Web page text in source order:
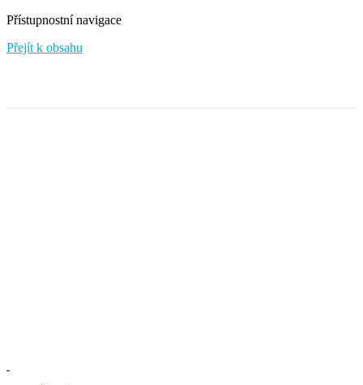
Přístupnostní navigace
Přejít k obsahu